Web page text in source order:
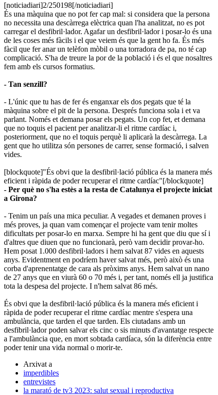
​[noticiadiari]2/250198[/noticiadiari]
És una màquina que no pot fer cap mal: si considera que la persona
no necessita una descàrrega elèctrica quan l'ha analitzat, no es pot
carregar el desfibril·lador. Agafar un desfibril·lador i posar-lo és una
de les coses més fàcils i el que veiem és que la gent ho fa. És més
fàcil que fer anar un telèfon mòbil o una torradora de pa, no té cap
complicació. S'ha de treure la por de la població i és el que nosaltres
fem amb els cursos formatius.
- Tan senzill?
- L'únic que tu has de fer és enganxar els dos pegats que té la
màquina sobre el pit de la persona. Després funciona sola i et va
parlant. Només et demana posar els pegats. Un cop fet, et demana
que no toquis el pacient per analitzar-li el ritme cardíac i,
posteriorment, que no el toquis perquè li aplicarà la descàrrega. La
gent que ho utilitza són persones de carrer, sense formació, i salven
vides.
[blockquote]"És obvi que la desfibril·lació pública és la manera més
eficient i ràpida de poder recuperar el ritme cardíac"[/blockquote]
- Per què no s'ha estès a la resta de Catalunya el projecte iniciat
a Girona?
- Tenim un país una mica peculiar. A vegades et demanen proves i
més proves, ja quan vam començar el projecte vam tenir moltes
dificultats per posar-lo en marxa. Sempre hi ha gent que diu que sí i
d'altres que diuen que no funcionarà, però vam decidir provar-ho.
Hem posat 1.000 desfibril·ladors i hem salvat 87 vides en aquests
anys. Evidentment en podríem haver salvat més, però això és una
corba d'aprenentatge de cara als pròxims anys. Hem salvat un nano
de 27 anys que en viurà 60 o 70 més i, per tant, només ell ja justifica
tota la despesa del projecte. I n'hem salvat 86 més.
És obvi que la desfibril·lació pública és la manera més eficient i
ràpida de poder recuperar el ritme cardíac mentre s'espera una
ambulància, que tarden el que tarden. Els ciutadans amb un
desfibril·lador poden salvar els cinc o sis minuts d'avantatge respecte
a l'ambulància que, en mort sobtada cardíaca, són la diferència entre
poder tenir una vida normal o morir-te.
Arxivat a
imperdibles
entrevistes
la marató de tv3 2023: salut sexual i reproductiva